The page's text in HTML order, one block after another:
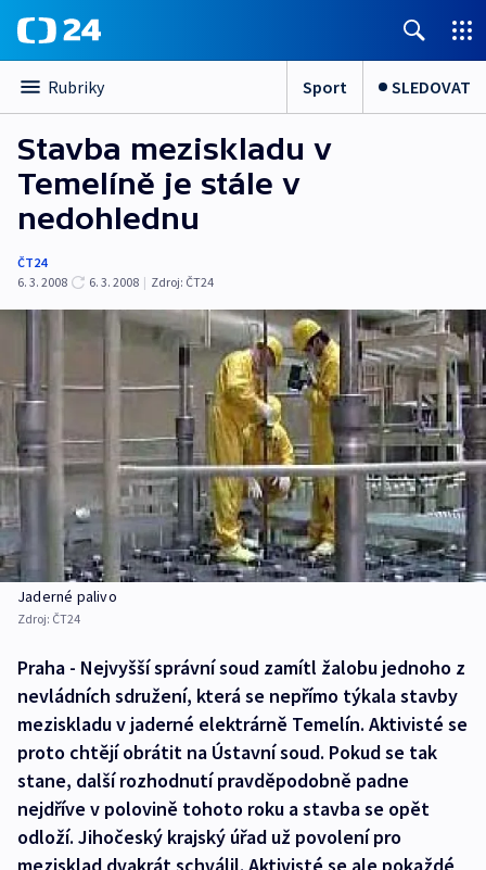
Rubriky Sport SLEDOVAT
Stavba meziskladu v
Temelíně je stále v
nedohlednu
ČT24
6. 3. 2008
6. 3. 2008 | Zdroj: ČT24
Jaderné palivo
Zdroj: ČT24
Praha - Nejvyšší správní soud zamítl žalobu jednoho z
nevládních sdružení, která se nepřímo týkala stavby
meziskladu v jaderné elektrárně Temelín. Aktivisté se
proto chtějí obrátit na Ústavní soud. Pokud se tak
stane, další rozhodnutí pravděpodobně padne
nejdříve v polovině tohoto roku a stavba se opět
odloží. Jihočeský krajský úřad už povolení pro
mezisklad dvakrát schválil. Aktivisté se ale pokaždé